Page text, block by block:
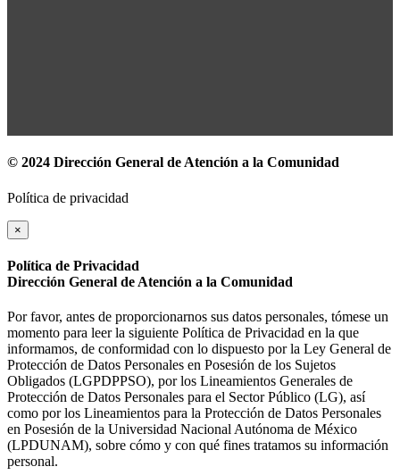
© 2024 Dirección General de Atención a la Comunidad
Política de privacidad
×
Política de Privacidad
Dirección General de Atención a la Comunidad
Por favor, antes de proporcionarnos sus datos personales, tómese un
momento para leer la siguiente Política de Privacidad en la que
informamos, de conformidad con lo dispuesto por la Ley General de
Protección de Datos Personales en Posesión de los Sujetos
Obligados (LGPDPPSO), por los Lineamientos Generales de
Protección de Datos Personales para el Sector Público (LG), así
como por los Lineamientos para la Protección de Datos Personales
en Posesión de la Universidad Nacional Autónoma de México
(LPDUNAM), sobre cómo y con qué fines tratamos su información
personal.